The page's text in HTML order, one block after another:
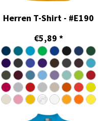
Herren T-Shirt - #E190
€5,89 *